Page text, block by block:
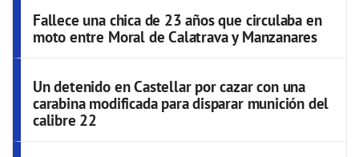
Fallece una chica de 23 años que circulaba en
moto entre Moral de Calatrava y Manzanares
Un detenido en Castellar por cazar con una
carabina modificada para disparar munición del
calibre 22